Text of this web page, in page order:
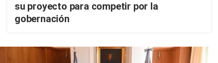
su proyecto para competir por la
gobernación